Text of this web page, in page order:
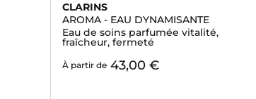
CLARINS
AROMA - EAU DYNAMISANTE
Eau de soins parfumée vitalité,
fraîcheur, fermeté
À partir de 43,00 €